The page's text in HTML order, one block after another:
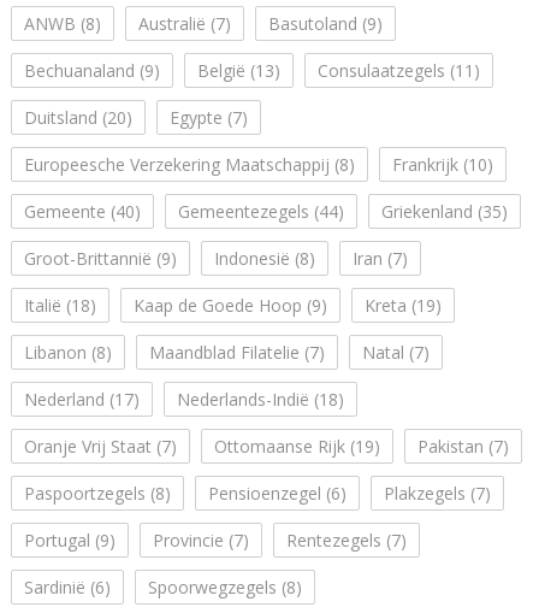
ANWB (8) Australië (7) Basutoland (9)
Bechuanaland (9) België (13) Consulaatzegels (11)
Duitsland (20) Egypte (7)
Europeesche Verzekering Maatschappij (8) Frankrijk(10)
Gemeente (40) Gemeentezegels (44) Griekenland (35)
Groot-Brittannië (9) Indonesië (8) Iran (7)
Italië (18) Kaap de Goede Hoop (9) Kreta (19)
Libanon (8) Maandblad Filatelie (7) Natal (7)
Nederland (17) Nederlands-Indië (18)
Oranje Vrij Staat (7) Ottomaanse Rijk(19) Pakistan (7)
Paspoortzegels (8) Pensioenzegel (6) Plakzegels (7)
Portugal (9) Provincie (7) Rentezegels (7)
Sardinië (6) Spoorwegzegels (8)